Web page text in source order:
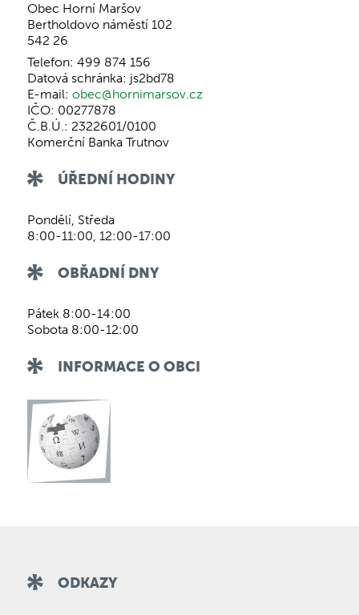
Obec Horní Maršov
Bertholdovo náměstí 102
542 26
Telefon: 499 874 156
Datová schránka: js2bd78
E-mail: obec@hornimarsov.cz
IČO: 00277878
Č.B.Ú.: 2322601/0100
Komerční Banka Trutnov
ÚŘEDNÍ HODINY
Pondělí, Středa
8:00-11:00, 12:00-17:00
OBŘADNÍ DNY
Pátek 8:00-14:00
Sobota 8:00-12:00
INFORMACE O OBCI
ODKAZY